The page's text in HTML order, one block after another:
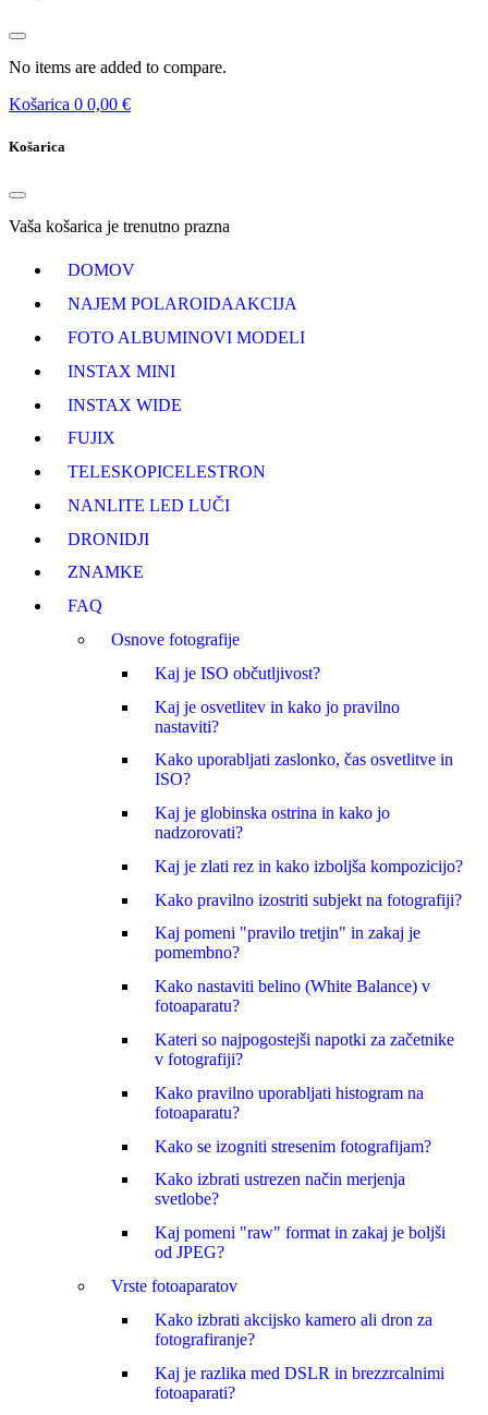
No items are added to compare.
Košarica 0 0,00 €
Košarica
Vaša košarica je trenutno prazna
DOMOV
NAJEM POLAROIDAAKCIJA
FOTO ALBUMINOVI MODELI
INSTAX MINI
INSTAX WIDE
FUJIX
TELESKOPICELESTRON
NANLITE LED LUČI
DRONIDJI
ZNAMKE
FAQ
Osnove fotografije
Kaj je ISO občutljivost?
Kaj je osvetlitev in kako jo pravilno
nastaviti?
Kako uporabljati zaslonko, čas osvetlitve in
ISO?
Kaj je globinska ostrina in kako jo
nadzorovati?
Kaj je zlati rez in kako izboljša kompozicijo?
Kako pravilno izostriti subjekt na fotografiji?
Kaj pomeni "pravilo tretjin" in zakaj je
pomembno?
Kako nastaviti belino (White Balance) v
fotoaparatu?
Kateri so najpogostejši napotki za začetnike
v fotografiji?
Kako pravilno uporabljati histogram na
fotoaparatu?
Kako se izogniti stresenim fotografijam?
Kako izbrati ustrezen način merjenja
svetlobe?
Kaj pomeni "raw" format in zakaj je boljši
od JPEG?
Vrste fotoaparatov
Kako izbrati akcijsko kamero ali dron za
fotografiranje?
Kaj je razlika med DSLR in brezzrcalnimi
fotoaparati?